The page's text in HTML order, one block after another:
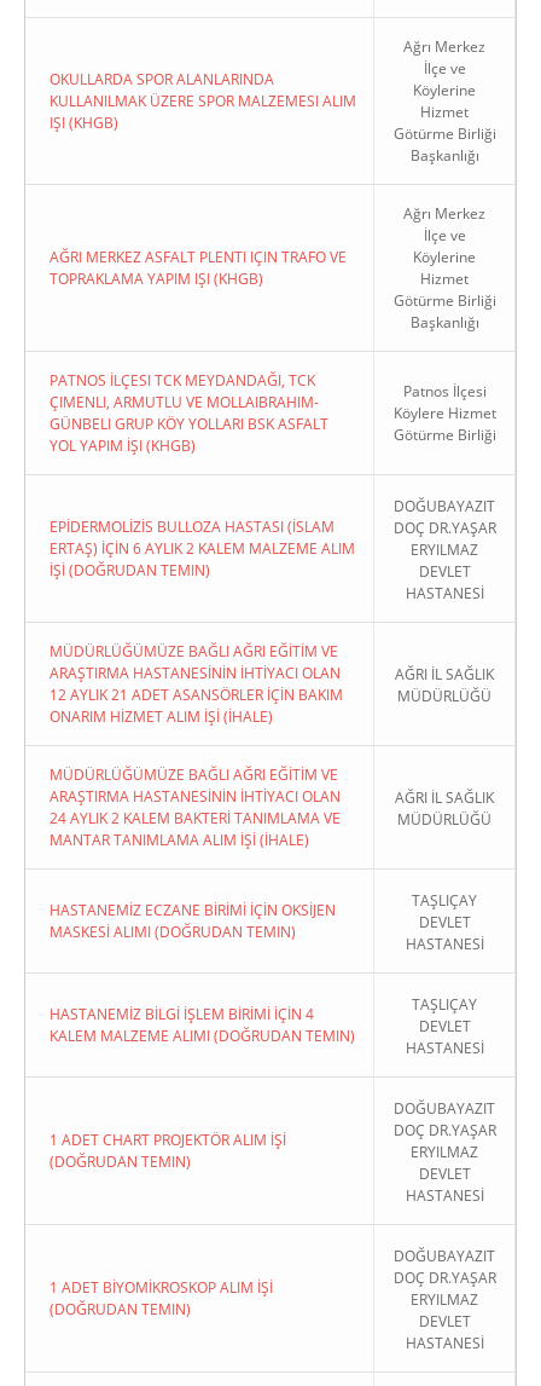
OKULLARDA SPOR ALANLARINDA
KULLANILMAK ÜZERE SPOR MALZEMESI ALIM
IŞI (KHGB)
Ağrı Merkez
İlçe ve
Köylerine
Hizmet
Götürme Birliği
Başkanlığı
AĞRI MERKEZ ASFALT PLENTI IÇIN TRAFO VE
TOPRAKLAMA YAPIM IŞI (KHGB)
Ağrı Merkez
İlçe ve
Köylerine
Hizmet
Götürme Birliği
Başkanlığı
PATNOS İLÇESI TCK MEYDANDAĞI, TCK
ÇIMENLI, ARMUTLU VE MOLLAIBRAHIM-
GÜNBELI GRUP KÖY YOLLARI BSK ASFALT
YOL YAPIM İŞI (KHGB)
Patnos İlçesi
Köylere Hizmet
Götürme Birliği
EPİDERMOLİZİS BULLOZA HASTASI (İSLAM
ERTAŞ) İÇİN 6 AYLIK 2 KALEM MALZEME ALIM
İŞİ (DOĞRUDAN TEMIN)
DOĞUBAYAZIT
DOÇ DR.YAŞAR
ERYILMAZ
DEVLET
HASTANESİ
MÜDÜRLÜĞÜMÜZE BAĞLI AĞRI EĞİTİM VE
ARAŞTIRMA HASTANESİNİN İHTİYACI OLAN
12 AYLIK 21 ADET ASANSÖRLER İÇİN BAKIM
ONARIM HİZMET ALIM İŞİ (İHALE)
AĞRI İL SAĞLIK
MÜDÜRLÜĞÜ
MÜDÜRLÜĞÜMÜZE BAĞLI AĞRI EĞİTİM VE
ARAŞTIRMA HASTANESİNİN İHTİYACI OLAN
24 AYLIK 2 KALEM BAKTERİ TANIMLAMA VE
MANTAR TANIMLAMA ALIM İŞİ (İHALE)
AĞRI İL SAĞLIK
MÜDÜRLÜĞÜ
HASTANEMİZ ECZANE BİRİMİ İÇİN OKSİJEN
MASKESİ ALIMI (DOĞRUDAN TEMIN)
TAŞLIÇAY
DEVLET
HASTANESİ
HASTANEMİZ BİLGİ İŞLEM BİRİMİ İÇİN 4
KALEM MALZEME ALIMI (DOĞRUDAN TEMIN)
TAŞLIÇAY
DEVLET
HASTANESİ
1 ADET CHART PROJEKTÖR ALIM İŞİ
(DOĞRUDAN TEMIN)
DOĞUBAYAZIT
DOÇ DR.YAŞAR
ERYILMAZ
DEVLET
HASTANESİ
1 ADET BİYOMİKROSKOP ALIM İŞİ
(DOĞRUDAN TEMIN)
DOĞUBAYAZIT
DOÇ DR.YAŞAR
ERYILMAZ
DEVLET
HASTANESİ